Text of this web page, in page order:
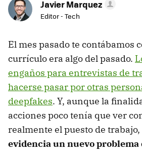
Javier Marquez
Editor - Tech
El mes pasado te contábamos
currículo era algo del pasado.
engaños para entrevistas de
hacerse pasar por otras
deepfakes. Y, aunque la
acciones poco tenía que ver
realmente el puesto de trabajo,
evidencia un nuevo problema